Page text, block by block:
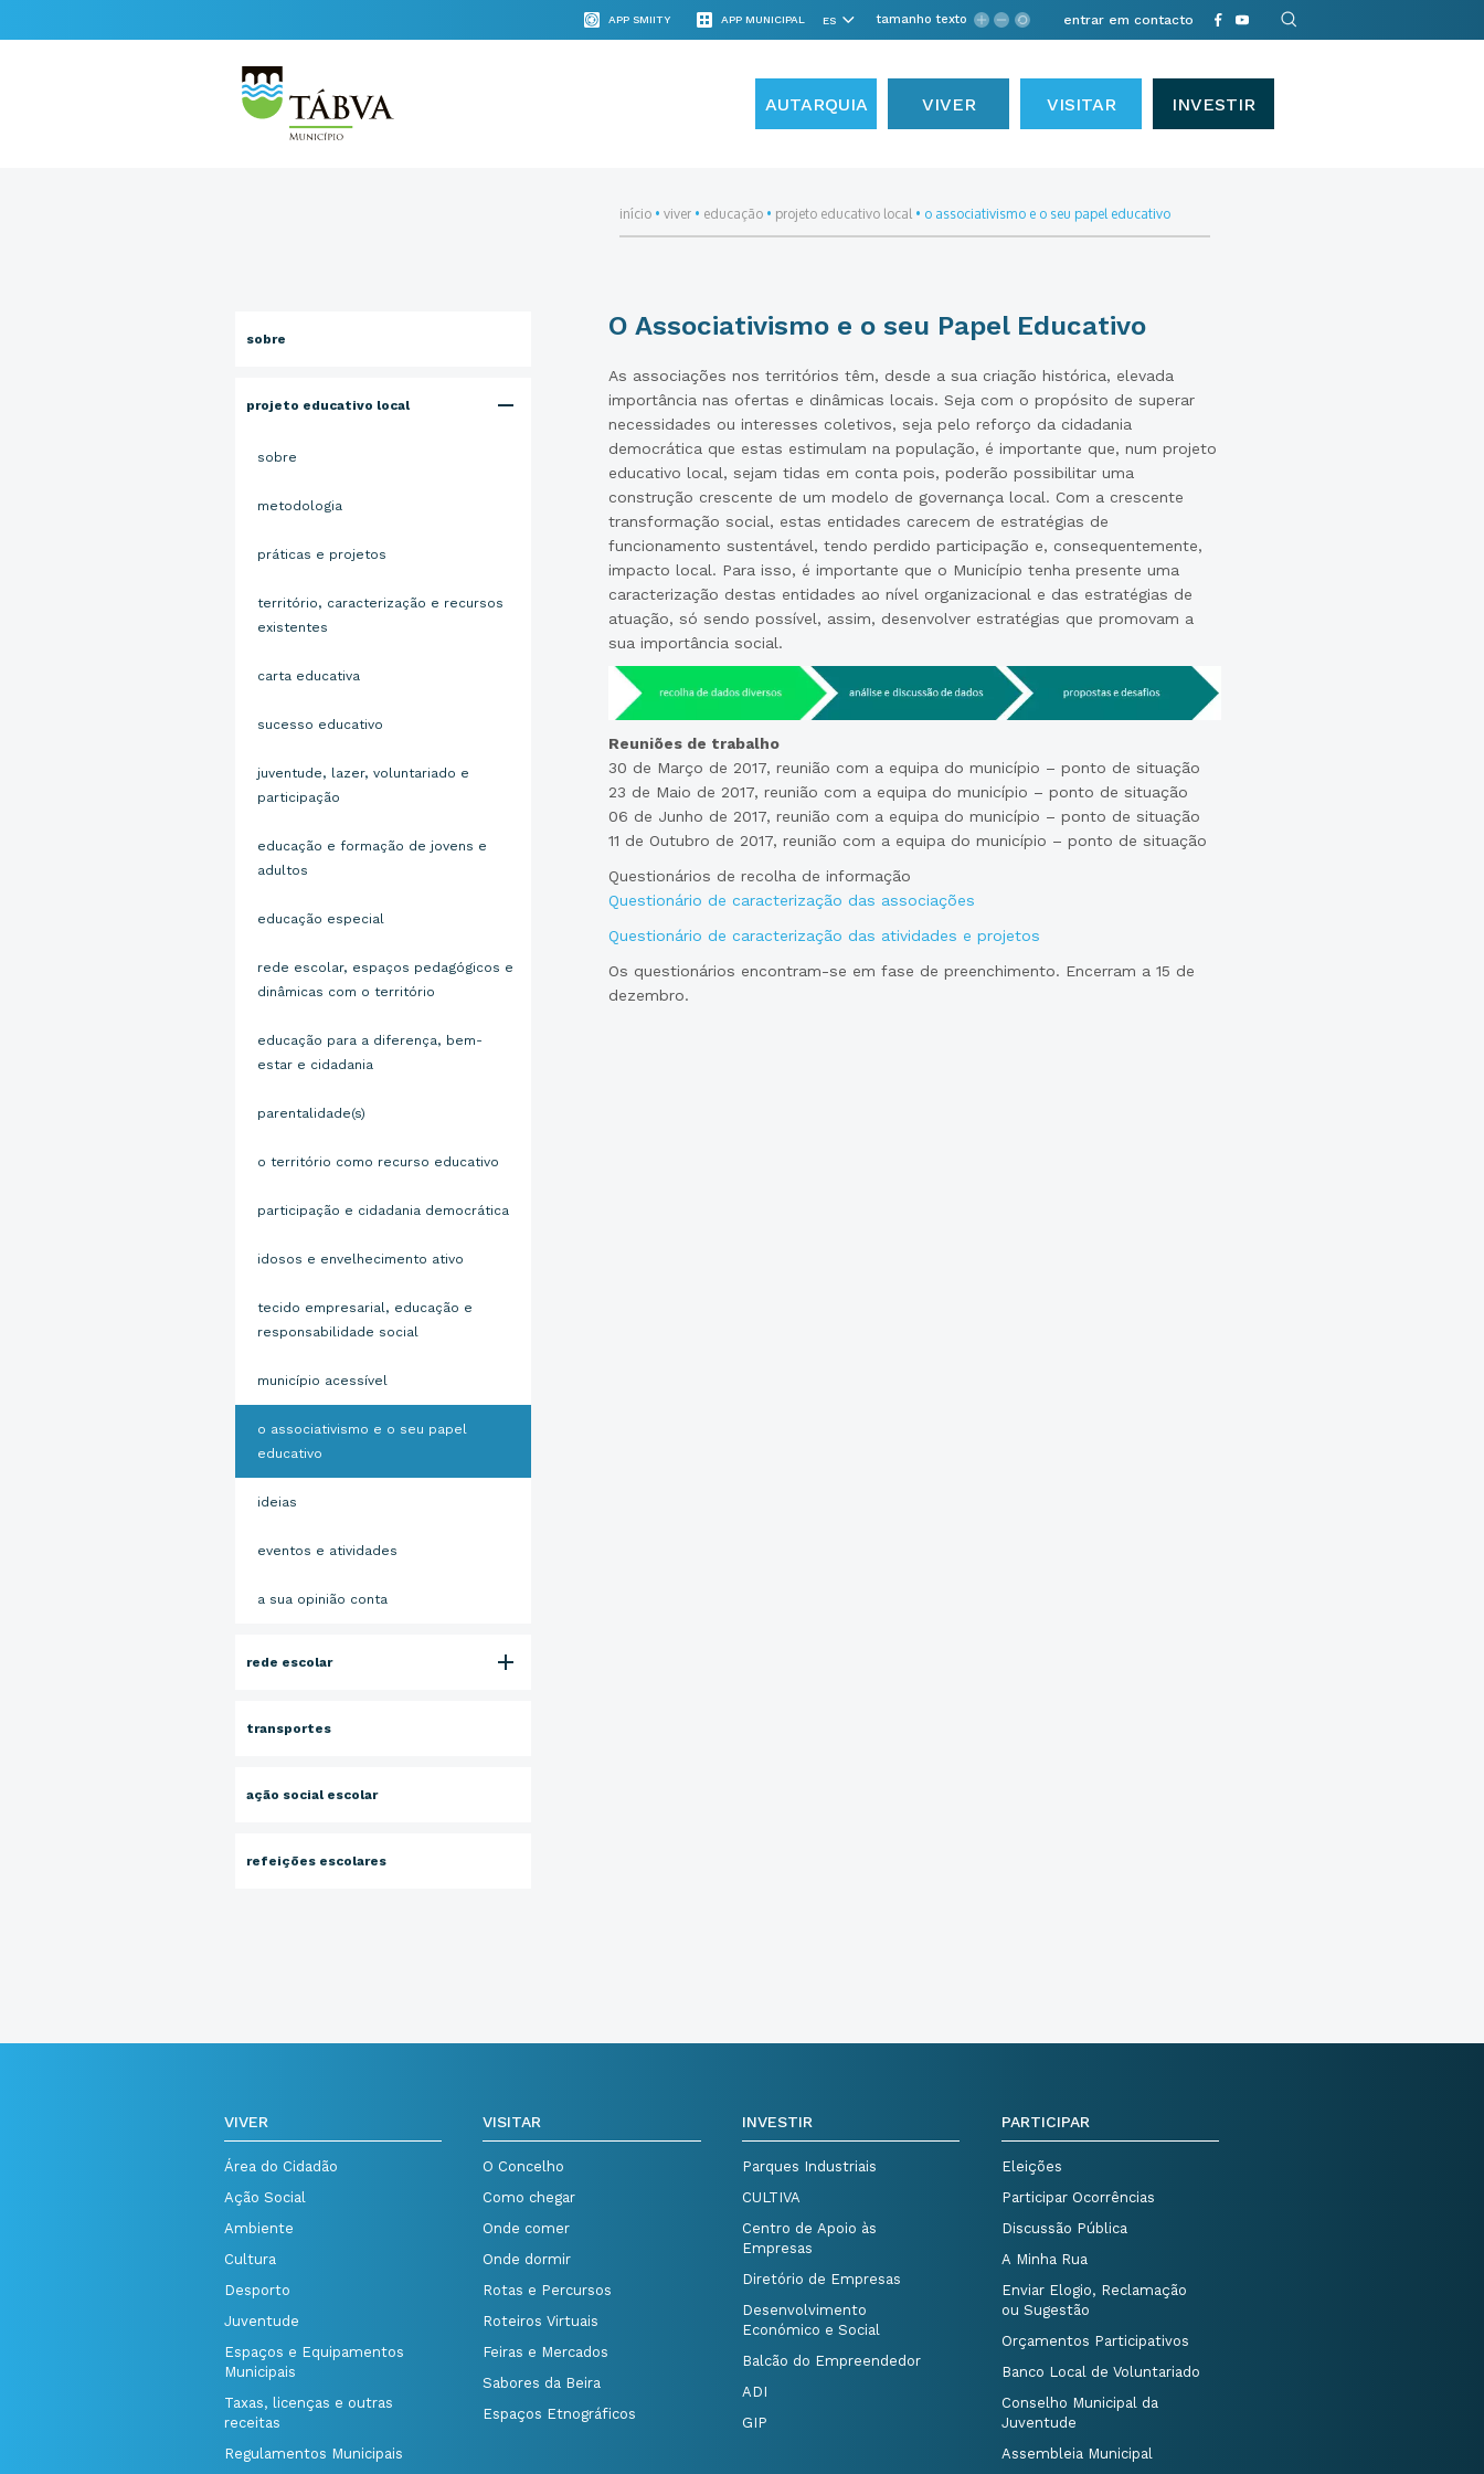
APP SMIITY APP MUNICIPAL tamanho texto entrar em contacto
AUTARQUIA VIVER VISITAR INVESTIR
sobre
projeto educativo local
sobre
metodologia
práticas e projetos
território, caracterização e recursos
existentes
carta educativa
sucesso educativo
juventude, lazer, voluntariado e
participação
educação e formação de jovens e
adultos
educação especial
rede escolar, espaços pedagógicos e
dinâmicas com o território
educação para a diferença, bem-
estar e cidadania
parentalidade(s)
o território como recurso educativo
participação e cidadania democrática
idosos e envelhecimento ativo
tecido empresarial, educação e
responsabilidade social
município acessível
o associativismo e o seu papel
educativo
ideias
eventos e atividades
a sua opinião conta
rede escolar
transportes
ação social escolar
refeições escolares
início•viver• educação• projeto educativo local• o associativismo e o seu papel educativo
O Associativismo e o seu Papel Educativo
As associações nos territórios têm, desde a sua criação histórica, elevada
importância nas ofertas e dinâmicas locais. Seja com o propósito de superar
necessidades ou interesses coletivos, seja pelo reforço da cidadania
democrática que estas estimulam na população, é importante que, num projeto
educativo local, sejam tidas em conta pois, poderão possibilitar uma
construção crescente de um modelo de governança local. Com a crescente
transformação social, estas entidades carecem de estratégias de
funcionamento sustentável, tendo perdido participação e, consequentemente,
impacto local. Para isso, é importante que o Município tenha presente uma
caracterização destas entidades ao nível organizacional e das estratégias de
atuação, só sendo possível, assim, desenvolver estratégias que promovam a
sua importância social.
Reuniões de trabalho
30 de Março de 2017, reunião com a equipa do município – ponto de situação
23 de Maio de 2017, reunião com a equipa do município – ponto de situação
06 de Junho de 2017, reunião com a equipa do município – ponto de situação
11 de Outubro de 2017, reunião com a equipa do município – ponto de situação
Questionários de recolha de informação
Questionário de caracterização das associações
Questionário de caracterização das atividades e projetos
Os questionários encontram-se em fase de preenchimento. Encerram a 15 de
dezembro.
VIVER
Área do Cidadão
Ação Social
Ambiente
Cultura
Desporto
Juventude
Espaços e Equipamentos
Municipais
Taxas, licenças e outras
receitas
Regulamentos Municipais
VISITAR
O Concelho
Como chegar
Onde comer
Onde dormir
Rotas e Percursos
Roteiros Virtuais
Feiras e Mercados
Sabores da Beira
Espaços Etnográficos
INVESTIR
Parques Industriais
CULTIVA
Centro de Apoio às
Empresas
Diretório de Empresas
Desenvolvimento
Económico e Social
Balcão do Empreendedor
ADI
GIP
PARTICIPAR
Eleições
Participar Ocorrências
Discussão Pública
A Minha Rua
Enviar Elogio, Reclamação
ou Sugestão
Orçamentos Participativos
Banco Local de Voluntariado
Conselho Municipal da
Juventude
Assembleia Municipal